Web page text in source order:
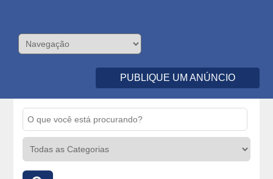
PUBLIQUE UM ANÚNCIO